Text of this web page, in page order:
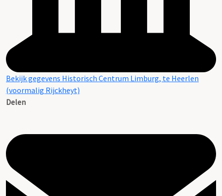
Bekijk gegevens Historisch Centrum Limburg, te Heerlen
(voormalig Rijckheyt)
Delen